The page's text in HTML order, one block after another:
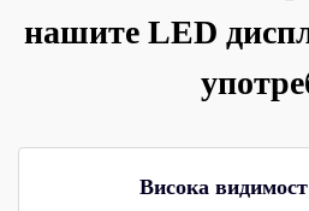
нашите LED
Висока